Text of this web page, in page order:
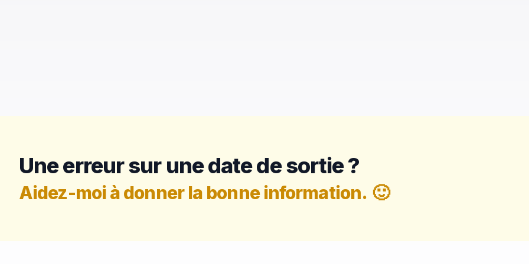
Une erreur sur une date de sortie ?
Aidez-moi à donner la bonne information. 🙂